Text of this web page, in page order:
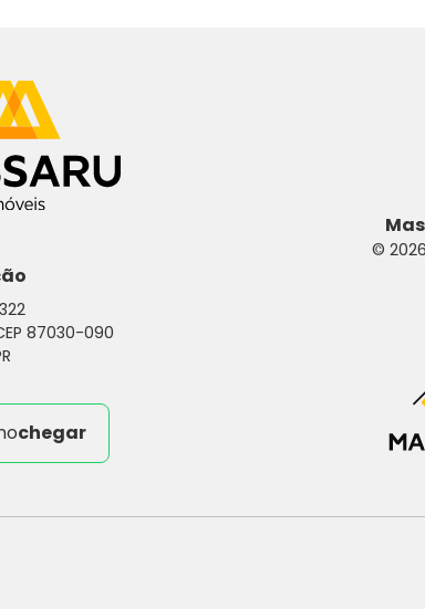
87030-090
chegar
©